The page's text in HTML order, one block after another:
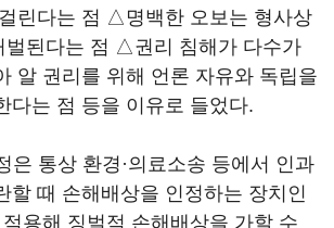
린다는 점 △명백한 오보는 형사상
벌된다는 점 △권리 침해가 다수가
알 권리를 위해 언론 자유와 독립을
다는 점 등을 이유로 들었다.
은 통상 환경·의료소송 등에서 인과
할 때 손해배상을 인정하는 장치인
용해 징벌적 손해배상을 가할 수